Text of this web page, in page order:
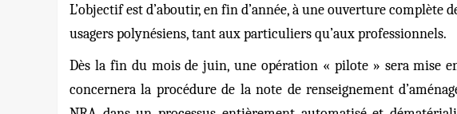
L’objectif est d’aboutir, en fin d’année, à une ouverture complète
usagers polynésiens, tant aux particuliers qu’aux professionnels.
Dès la fin du mois de juin, une opération « pilote » sera mise
concernera la procédure de la note de renseignement